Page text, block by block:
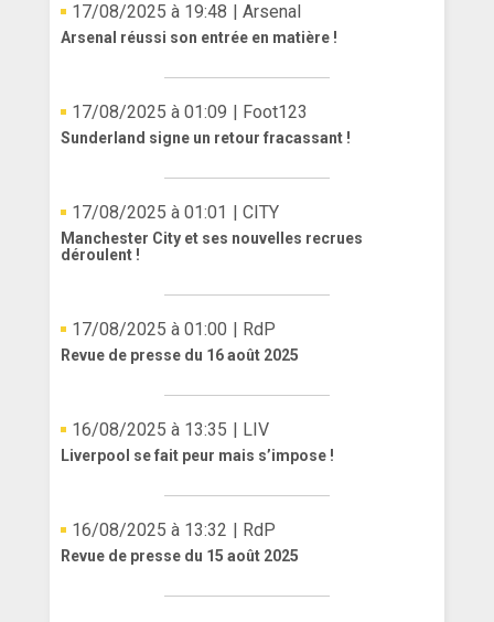
17/08/2025 à 19:48 | Arsenal
Arsenal réussi son entrée en matière !
17/08/2025 à 01:09 | Foot123
Sunderland signe un retour fracassant !
17/08/2025 à 01:01 | CITY
Manchester City et ses nouvelles recrues
déroulent !
17/08/2025 à 01:00 | RdP
Revue de presse du 16 août 2025
16/08/2025 à 13:35 | LIV
Liverpool se fait peur mais s’impose !
16/08/2025 à 13:32 | RdP
Revue de presse du 15 août 2025